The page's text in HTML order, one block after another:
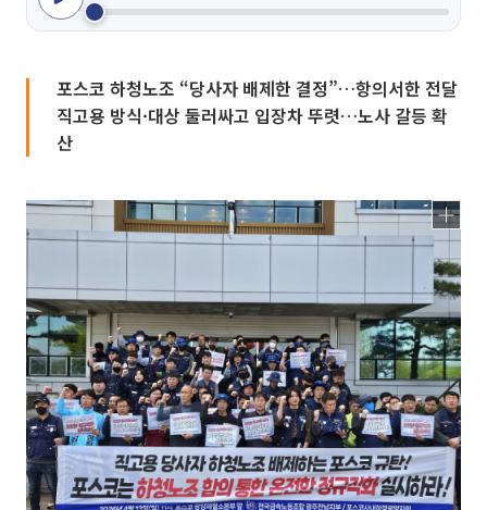
포스코 하청노조 “당사자 배제한 결정”…항의서한 전달
직고용 방식·대상 둘러싸고 입장차 뚜렷…노사 갈등 확
산